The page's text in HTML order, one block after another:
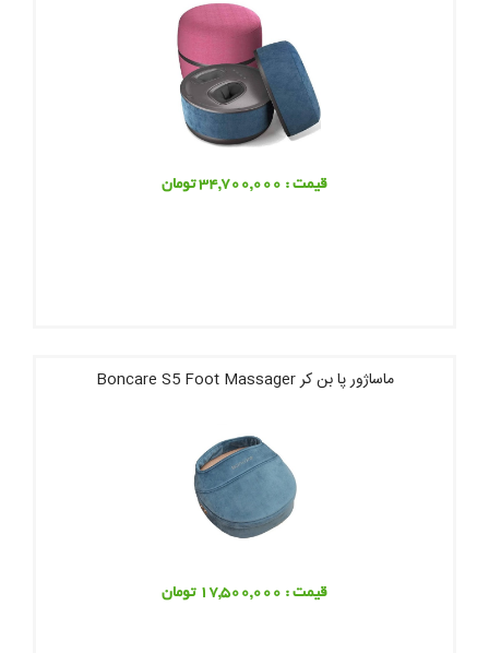
قیمت : 34,700,000 تومان
ماساژور پا بن کر Boncare S5 Foot Massager
قیمت : 17,500,000 تومان